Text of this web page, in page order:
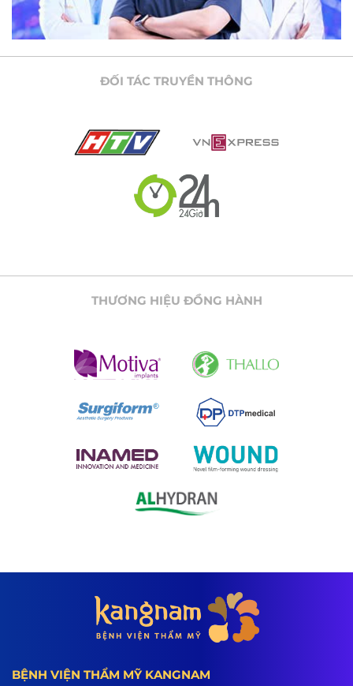
ĐỐI TÁC TRUYỀN THÔNG
THƯƠNG HIỆU ĐỒNG HÀNH
BỆNH VIỆN THẨM MỸ KANGNAM